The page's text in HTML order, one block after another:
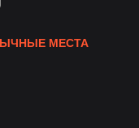
МЕСТА